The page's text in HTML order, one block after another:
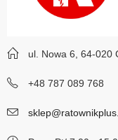
ul. Nowa 6, 64-020
+48 787 089 768